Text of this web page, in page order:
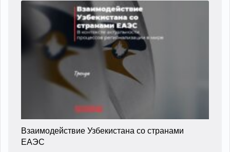
Взаимодействие Узбекистана со странами
ЕАЭС